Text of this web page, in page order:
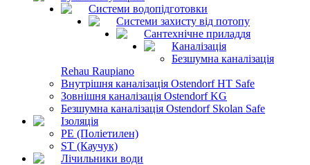
Системи водопідготовки
Системи захисту від потопу
Сантехнічне приладдя
Каналізація
Безшумна каналізація
Rehau Raupiano
Внутрішня каналізація Ostendorf HT Safe
Зовнішня каналізація Ostendorf KG
Безшумна каналізація Ostendorf Skolan Safe
Ізоляція
PE (Поліетилен)
ST (Каучук)
Лічильники води